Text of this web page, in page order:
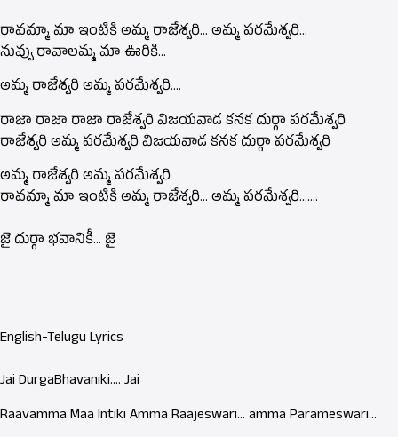
రావమ్మా మా ఇంటికి అమ్మ రాజేశ్వరి… అమ్మ పరమేశ్వరి…
నువ్వు రావాలమ్మ మా ఊరికి…
అమ్మ రాజేశ్వరి అమ్మ పరమేశ్వరి….
రాజా రాజా రాజా రాజేశ్వరి విజయవాడ కనక దుర్గా పరమేశ్వరి
రాజేశ్వరి అమ్మ పరమేశ్వరి విజయవాడ కనక దుర్గా పరమేశ్వరి
అమ్మ రాజేశ్వరి అమ్మ పరమేశ్వరి
రావమ్మా మా ఇంటికి అమ్మ రాజేశ్వరి… అమ్మ పరమేశ్వరి…….
జై దుర్గా భవానికీ… జై
English-Telugu Lyrics
Jai DurgaBhavaniki…. Jai
Raavamma Maa Intiki Amma Raajeswari… amma Parameswari…